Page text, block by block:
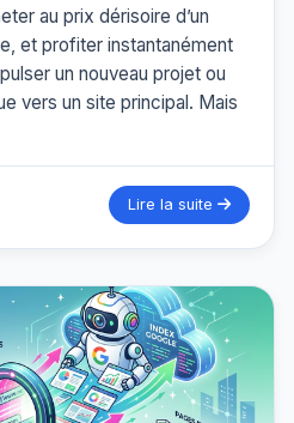
au prix dérisoire d’un
et profiter instantanément
un nouveau projet ou
vers un site principal. Mais
Lire la suite